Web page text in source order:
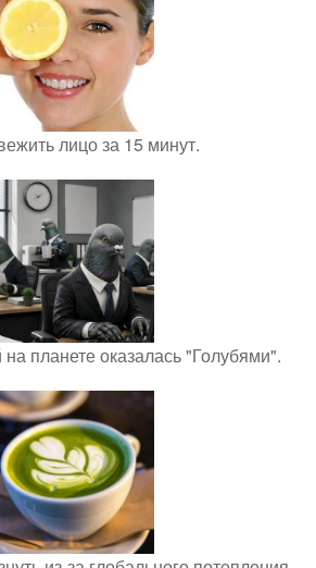
лицо за 15 минут.
планете оказалась "Голубями".